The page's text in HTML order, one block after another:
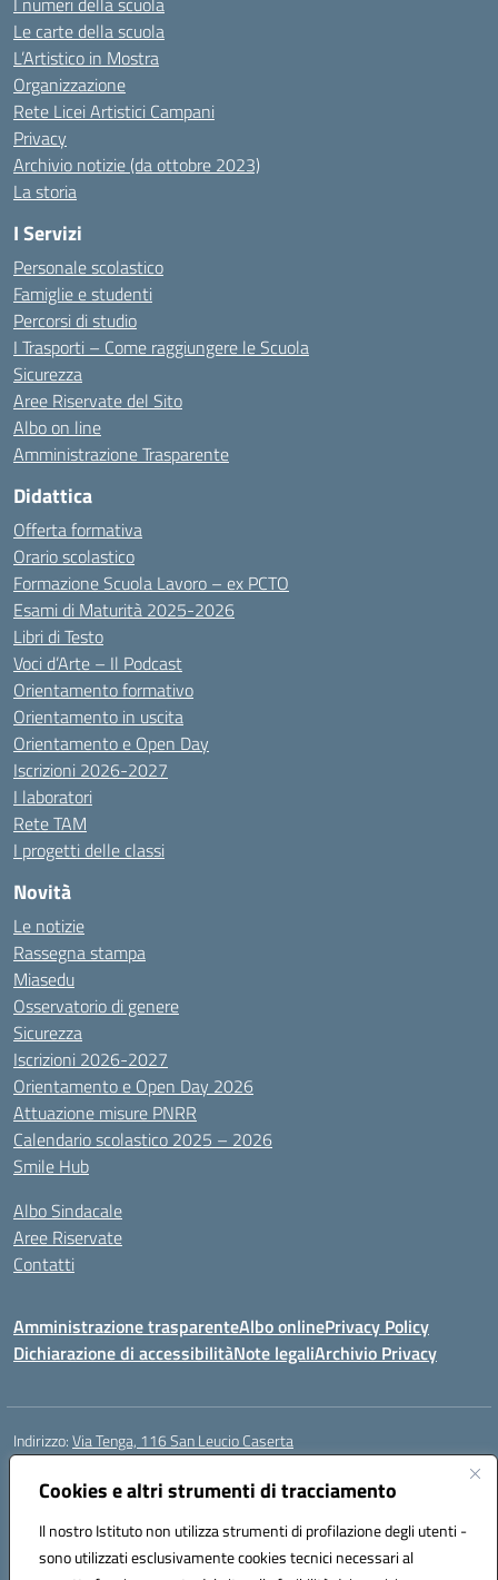
Cookies e altri strumenti di tracciamento
Il nostro Istituto non utilizza strumenti di profilazione degli utenti -
sono utilizzati esclusivamente cookies tecnici necessari al
Le carte della scuola
L’Artistico in Mostra
Organizzazione
Rete Licei Artistici Campani
Privacy
Archivio notizie (da ottobre 2023)
La storia
I Servizi
Personale scolastico
Famiglie e studenti
Percorsi di studio
I Trasporti – Come raggiungere le Scuola
Sicurezza
Aree Riservate del Sito
Albo on line
Amministrazione Trasparente
Didattica
Offerta formativa
Orario scolastico
Formazione Scuola Lavoro – ex PCTO
Esami di Maturità 2025-2026
Libri di Testo
Voci d’Arte – Il Podcast
Orientamento formativo
Orientamento in uscita
Orientamento e Open Day
Iscrizioni 2026-2027
I laboratori
Rete TAM
I progetti delle classi
Novità
Le notizie
Rassegna stampa
Miasedu
Osservatorio di genere
Sicurezza
Iscrizioni 2026-2027
Orientamento e Open Day 2026
Attuazione misure PNRR
Calendario scolastico 2025 – 2026
Smile Hub
Albo Sindacale
Aree Riservate
Contatti
Amministrazione trasparenteAlbo onlinePrivacy Policy
Dichiarazione di accessibilitàNote legaliArchivio Privacy
Indirizzo:Via Tenga, 116 San Leucio Caserta
Centralino:
Posta elettronica certificata (PEC):ceis042009@pec.istruzione.it
Codice fiscale: 93098380616
Codice meccanografico:CEIS042009
Codice Indice delle Pubbliche Amministrazioni (IPA): islasleu